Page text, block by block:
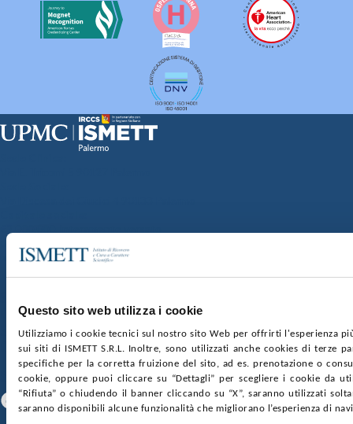
Questo sito web utilizza i cookie
Utilizziamo i cookie tecnici sul nostro sito Web per offrirti l'esperienza
sui siti di ISMETT S.R.L. Inoltre, sono utilizzati anche cookies di terze
specifiche per la corretta fruizione del sito, ad es. prenotazione o
cookie, oppure puoi cliccare su “Dettagli” per scegliere i cookie da
“Rifiuta” o chiudendo il banner cliccando su “X”, saranno utilizzati
saranno disponibili alcune funzionalità che migliorano l’esperienza di
Ufficio Registro delle imprese di Palermo
nr. REA PA-201818 P.I. 04544550827
GARE E CONTRATTIPRIVACYCOOKIE POLICY
SOSTIENICIMAPPA DEL SITOACCESSIBILITÀ
CONTATTI
SEGUICI SU
Facebook Linkedin Youtube